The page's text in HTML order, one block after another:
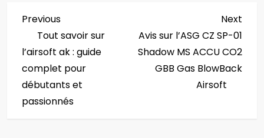
N
a
v
i
Previous
Post
Previous
Tout savoir sur
l’airsoft ak : guide
complet pour
débutants et
passionnés
Next
Avis sur l’ASG CZ SP-01
Shadow MS ACCU CO2
GBB Gas BlowBack
Airsoft